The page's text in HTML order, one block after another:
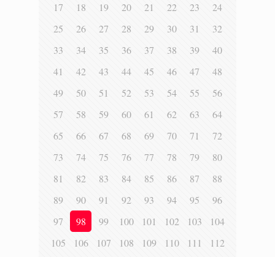
17
18 19 20 21 22 23
24
25
26 27 28 29 30 31
32
33
34 35 36 37 38 39
40
41
42 43 44 45 46 47
48
49
50 51 52 53 54 55
56
57
58 59 60 61 62 63
64
65
66 67 68 69 70 71
72
73
74 75 76 77 78 79
80
81
82 83 84 85 86 87
88
89
90 91 92 93 94 95
96
97
98 99 100 101 102 103
104
105
106 107 108 109 110 111
112